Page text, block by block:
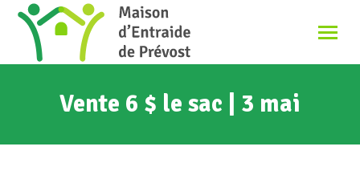
Vente 6 $ le sac | 3 mai